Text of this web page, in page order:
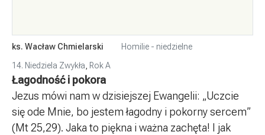
ks. Wacław Chmielarski
Homilie - niedzielne
14. Niedziela Zwykła
Rok A
Łagodność i pokora
Jezus mówi nam w dzisiejszej Ewangelii: „Uczcie
się ode Mnie, bo jestem łagodny i pokorny sercem”
(Mt 25,29). Jaka to piękna i ważna zachęta! I jak